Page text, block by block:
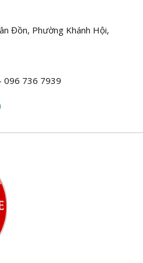
Đồn, Phường Khánh Hội,
096 736 7939